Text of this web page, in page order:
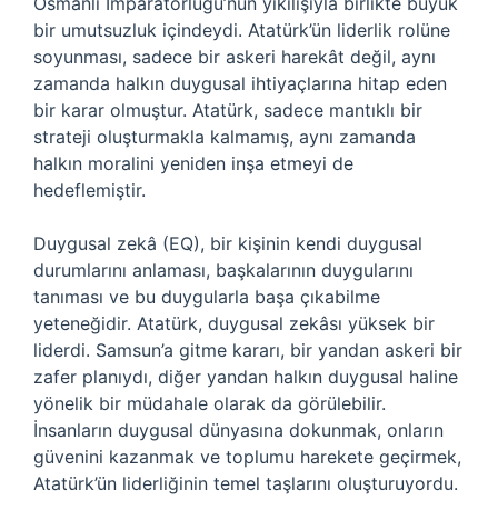
bir umutsuzluk içindeydi. Atatürk’ün liderlik rolüne
soyunması, sadece bir askeri harekât değil, aynı
zamanda halkın duygusal ihtiyaçlarına hitap eden
bir karar olmuştur. Atatürk, sadece mantıklı bir
strateji oluşturmakla kalmamış, aynı zamanda
halkın moralini yeniden inşa etmeyi de
hedeflemiştir.
Duygusal zekâ (EQ), bir kişinin kendi duygusal
durumlarını anlaması, başkalarının duygularını
tanıması ve bu duygularla başa çıkabilme
yeteneğidir. Atatürk, duygusal zekâsı yüksek bir
liderdi. Samsun’a gitme kararı, bir yandan askeri bir
zafer planıydı, diğer yandan halkın duygusal haline
yönelik bir müdahale olarak da görülebilir.
İnsanların duygusal dünyasına dokunmak, onların
güvenini kazanmak ve toplumu harekete geçirmek,
Atatürk’ün liderliğinin temel taşlarını oluşturuyordu.